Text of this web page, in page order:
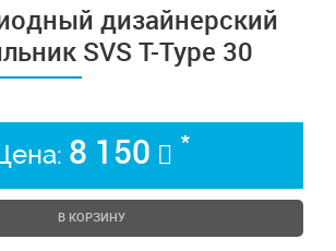
дизайнерский
SVS T-Type 30
8 150 *
В КОРЗИНУ